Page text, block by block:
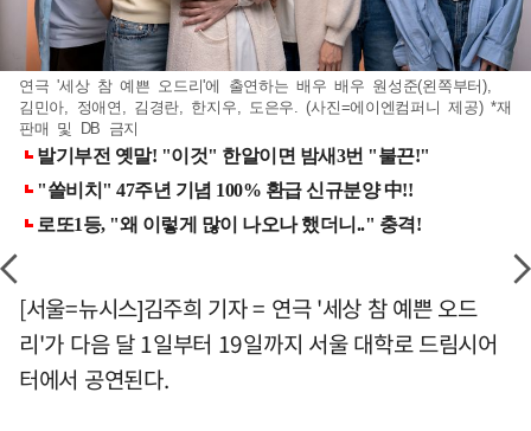
연극 '세상 참 예쁜 오드리'에 출연하는 배우 배우 원성준(왼쪽부터),
김민아, 정애연, 김경란, 한지우, 도은우. (사진=에이엔컴퍼니 제공) *재
판매 및 DB 금지
[서울=뉴시스]김주희 기자 = 연극 '세상 참 예쁜 오드
리'가 다음 달 1일부터 19일까지 서울 대학로 드림시어
터에서 공연된다.